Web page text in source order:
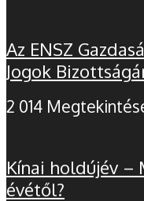
Az ENSZ
Jogok
2 014
Kínai holdújév –
évétől?